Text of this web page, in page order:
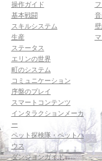
操作ガイド
基本戦闘
スキルシステム
生産
ステータス
エリンの世界
町のシステム
コミュニケーション
序盤のプレイ
スマートコンテンツ
インタラクションメーカ
ー
ペット探検隊・ペットハ
ウス
ダンジョンガイド